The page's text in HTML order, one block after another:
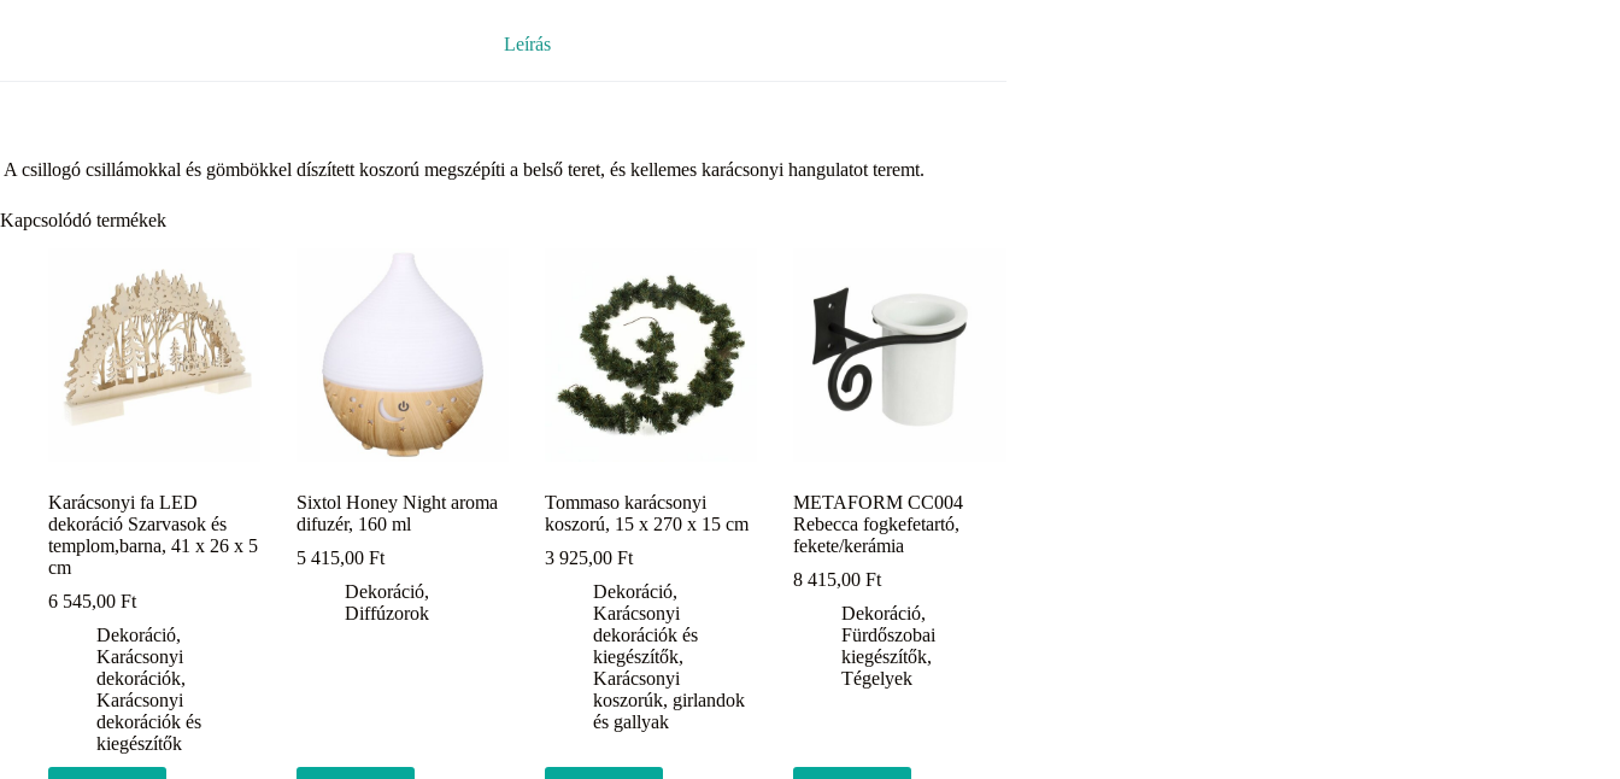
Leírás
A csillogó csillámokkal és gömbökkel díszített koszorú megszépíti a belső teret, és kellemes karácsonyi hangulatot teremt.
Kapcsolódó termékek
Karácsonyi fa LED
dekoráció Szarvasok és
templom,barna, 41 x 26 x 5
cm
6 545,00 Ft
Dekoráció,
Karácsonyi
dekorációk,
Karácsonyi
dekorációk és
kiegészítők
Sixtol Honey Night aroma
difuzér, 160 ml
5 415,00Ft
Dekoráció,
Diffúzorok
Tommaso karácsonyi
koszorú, 15 x 270 x 15 cm
3 925,00Ft
Dekoráció,
Karácsonyi
dekorációk és
kiegészítők,
Karácsonyi
koszorúk, girlandok
és gallyak
METAFORM CC004
Rebecca fogkefetartó,
fekete/kerámia
8 415,00Ft
Dekoráció,
Fürdőszobai
kiegészítők,
Tégelyek